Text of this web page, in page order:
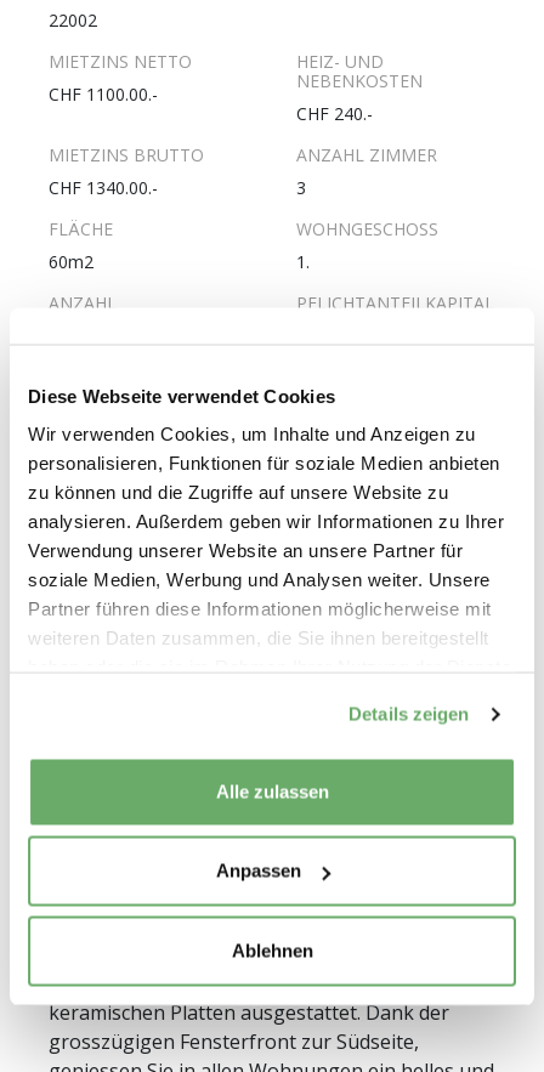
Diese Webseite verwendet Cookies
Wir verwenden Cookies, um Inhalte und Anzeigen zu
personalisieren, Funktionen für soziale Medien anbieten
zu können und die Zugriffe auf unsere Website zu
analysieren. Außerdem geben wir Informationen zu Ihrer
Verwendung unserer Website an unsere Partner für
soziale Medien, Werbung und Analysen weiter. Unsere
Partner führen diese Informationen möglicherweise mit
weiteren Daten zusammen, die Sie ihnen bereitgestellt
Details zeigen
Alle zulassen
Anpassen
Ablehnen
22002
MIETZINS NETTO
CHF 1100.00.-
HEIZ- UND
NEBENKOSTEN
CHF 240.-
MIETZINS BRUTTO
CHF 1340.00.-
ANZAHL ZIMMER
3
FLÄCHE
60m2
WOHNGESCHOSS
1.
ANZAHL
PFLICHTANTEILKAPITAL
ERSTELLUNGSJAHR
1960
LETZTE RENOVATION
2019
GESCHIRRSPÜLER
Ja
WOHNUNG MIT LIFT
Nein
ROLLSTUHLGÄNGIGE
WOHNUNG
Die vierstöckigen Wohnhäuser am Hinterberg
20 - 24 bieten Ihnen eine Auswahl von 24
Wohnungen in unterschiedlichen Grössen. Die
Böden sind überwiegend mit Holzparkett
versehen. Die Küchen und Nasszellen sind mit
keramischen Platten ausgestattet. Dank der
grosszügigen Fensterfront zur Südseite,